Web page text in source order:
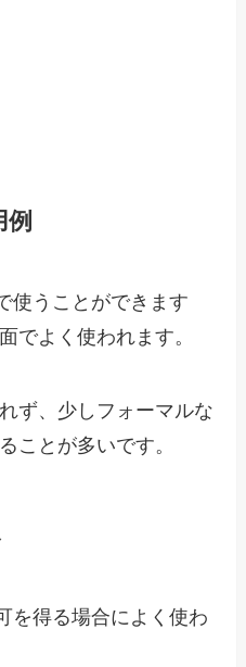
使うことができます
でよく使われます。
ず、少しフォーマルな
ことが多いです。
を得る場合によく使わ